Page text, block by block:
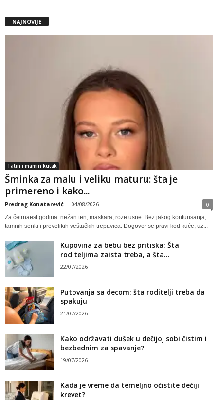
NAJNOVIJE
Tatin i mamin kutak
Šminka za malu i veliku maturu: šta je
primereno i kako...
Predrag Konatarević - 04/08/2026 0
Za četrnaest godina: nežan ten, maskara, roze usne. Bez jakog konturisanja,
tamnih senki i prevelikih veštačkih trepavica. Dogovor se pravi kod kuće, uz...
Kupovina za bebu bez pritiska: Šta
roditeljima zaista treba, a šta...
22/07/2026
Putovanja sa decom: šta roditelji treba da
spakuju
21/07/2026
Kako održavati dušek u dečijoj sobi čistim i
bezbednim za spavanje?
19/07/2026
Kada je vreme da temeljno očistite dečiji
krevet?